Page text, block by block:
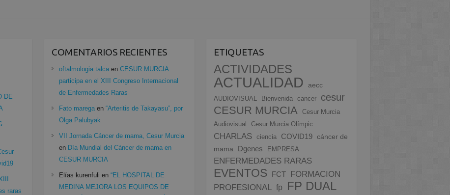
DE
raras
COMENTARIOS RECIENTES
oftalmologia talca enCESUR MURCIA
participa en el XIII Congreso Internacional
de Enfermedades Raras
Fato marega en“Arteritis de Takayasu”, por
Olga Palubyak
VII Jornada Cáncer de mama, Cesur Murcia
en Día Mundial del Cáncer de mama en
CESUR MURCIA
Elías kurenfuli en“EL HOSPITAL DE
MEDINA MEJORA LOS EQUIPOS DE
ETIQUETAS
ACTIVIDADES
ACTUALIDAD aecc
AUDIOVISUAL Bienvenida cancer cesur
CESUR MURCIA
Cesur Murcia
Audiovisual
Cesur Murcia Olímpic
CHARLAS ciencia COVID19 cáncer de
mama
Dgenes EMPRESA
ENFERMEDADES RARAS
EVENTOS FCT
FORMACION
PROFESIONAL fp FP DUAL